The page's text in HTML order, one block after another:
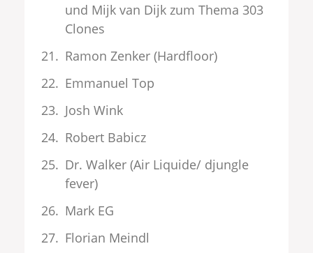
und Mijk van Dijk zum Thema 303
Clones
Ramon Zenker (Hardfloor)
Emmanuel Top
Josh Wink
Robert Babicz
Dr. Walker (Air Liquide/ djungle
fever)
Mark EG
Florian Meindl